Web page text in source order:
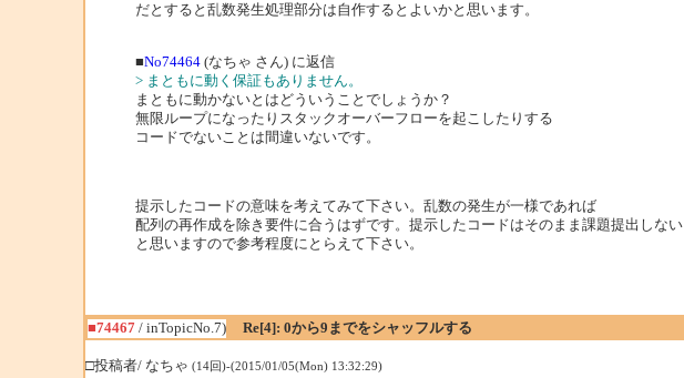
だとすると乱数発生処理部分は自作するとよいかと思います。
■No74464(なちゃ さん) に返信
> まともに動く保証もありません。
まともに動かないとはどういうことでしょうか？
無限ループになったりスタックオーバーフローを起こしたりする
コードでないことは間違いないです。
提示したコードの意味を考えてみて下さい。乱数の発生が一様であれば
配列の再作成を除き要件に合うはずです。提示したコードはそのまま課題提出しない
と思いますので参考程度にとらえて下さい。
■74467/ inTopicNo.7)
Re[4]: 0から9までをシャッフルする
□投稿者/ なちゃ (14回)-(2015/01/05(Mon) 13:32:29)